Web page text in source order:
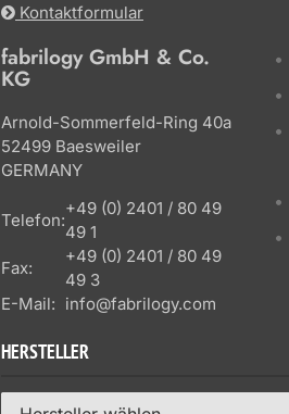
Kontaktformular
fabrilogy GmbH & Co.
KG
Arnold-Sommerfeld-Ring 40a
52499 Baesweiler
GERMANY
Telefon:
+49 (0) 2401 / 80 49
49 1
Fax:
+49 (0) 2401 / 80 49
49 3
E-Mail: info@fabrilogy.com
HERSTELLER